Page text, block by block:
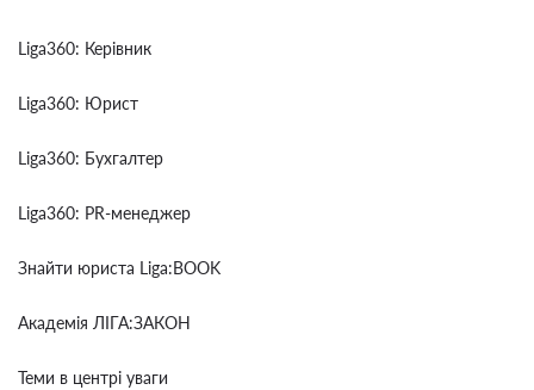
Liga360: Керівник
Liga360: Юрист
Liga360: Бухгалтер
Liga360: PR-менеджер
Знайти юриста Liga:BOOK
Академія ЛІГА:ЗАКОН
Теми в центрі уваги